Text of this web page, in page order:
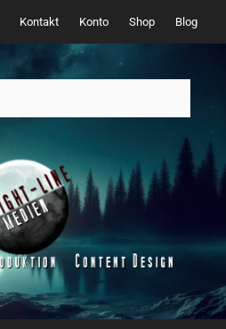
Kontakt Konto Shop Blog